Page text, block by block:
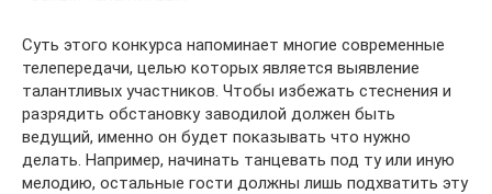
Суть этого конкурса напоминает многие современные
телепередачи, целью которых является выявление
талантливых участников. Чтобы избежать стеснения и
разрядить обстановку заводилой должен быть
ведущий, именно он будет показывать что нужно
делать. Например, начинать танцевать под ту или иную
мелодию, остальные гости должны лишь подхватить эту